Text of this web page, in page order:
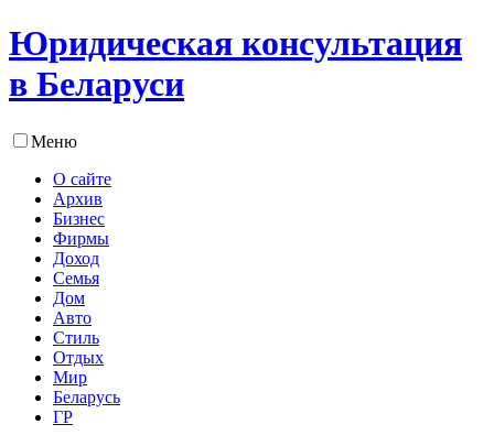
Юридическая консультация
в Беларуси
Меню
О сайте
Архив
Бизнес
Фирмы
Доход
Семья
Дом
Авто
Стиль
Отдых
Мир
Беларусь
ГР